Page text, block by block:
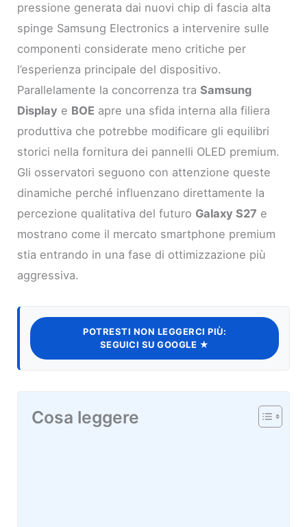
pressione generata dai nuovi chip di fascia alta
spinge Samsung Electronics a intervenire sulle
componenti considerate meno critiche per
l’esperienza principale del dispositivo.
Parallelamente la concorrenza traSamsung
Display e BOE apre una sfida interna alla filiera
produttiva che potrebbe modificare gli equilibri
storici nella fornitura dei pannelli OLED premium.
Gli osservatori seguono con attenzione queste
dinamiche perché influenzano direttamente la
percezione qualitativa del futuro Galaxy S27 e
mostrano come il mercato smartphone premium
stia entrando in una fase di ottimizzazione più
aggressiva.
POTRESTI NON LEGGERCI PIÙ:
SEGUICI SU GOOGLE ★
Cosa leggere